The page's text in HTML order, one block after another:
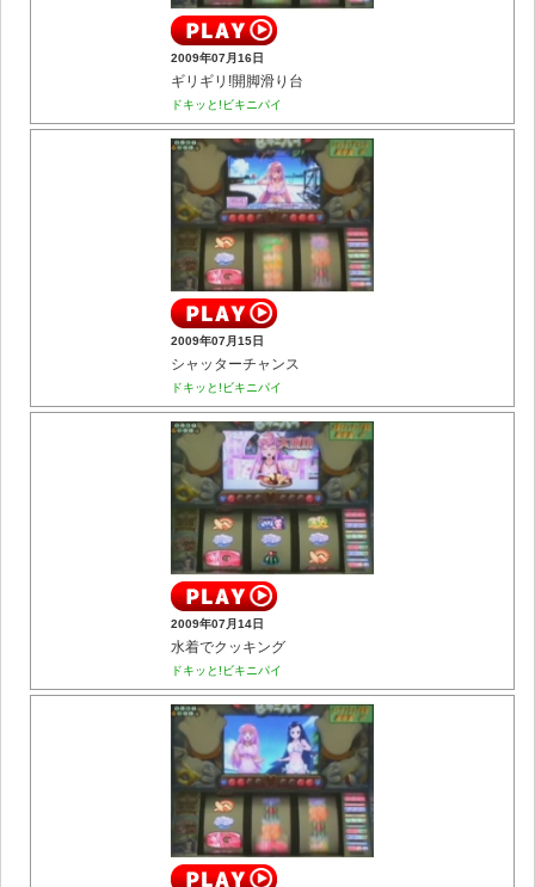
2009年07月16日
ギリギリ!開脚滑り台
ドキッと!ビキニパイ
2009年07月15日
シャッターチャンス
ドキッと!ビキニパイ
2009年07月14日
水着でクッキング
ドキッと!ビキニパイ